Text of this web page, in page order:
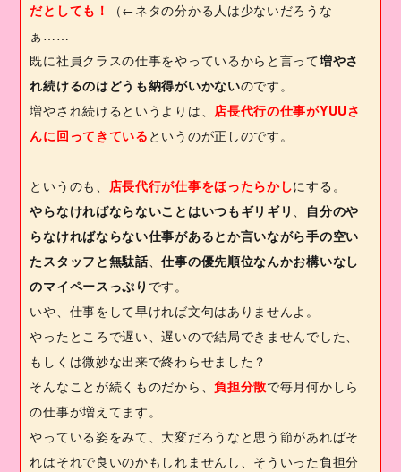
だとしても！
（←ネタの分かる人は少ないだろうな
ぁ……
既に社員クラスの仕事をやっているからと言って増やさ
れ続けるのはどうも納得がいかないのです。
増やされ続けるというよりは、 店長代行の仕事がYUUさ
んに回ってきている というのが正しのです。
というのも、 店長代行が仕事をほったらかしにする。
やらなければならないことはいつもギリギリ 、 自分のや
らなければならない仕事があるとか言いながら手の空い
たスタッフと無駄話、仕事の優先順位なんかお構いなし
のマイペースっぷり です。
いや、仕事をして早ければ文句はありませんよ。
やったところで遅い、遅いので結局できませんでした、
もしくは微妙な出来で終わらせました？
そんなことが続くものだから、負担分散で毎月何かしら
の仕事が増えてます。
やっている姿をみて、大変だろうなと思う節があればそ
れはそれで良いのかもしれませんし、そういった負担分